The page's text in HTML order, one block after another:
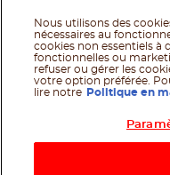
Nous utilisons des
nécessaires au
cookies non essentiels à
fonctionnelles ou
refuser ou gérer les
votre option préférée.
lire notre
Politique en